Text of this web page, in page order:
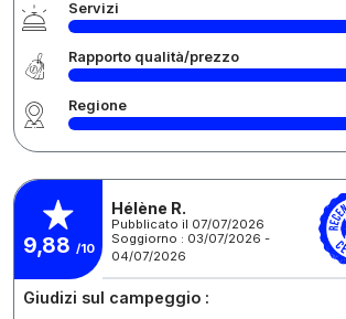
Servizi
Rapporto qualità/prezzo
Regione
9,88 /10
Hélène R.
Pubblicato il 07/07/2026
Soggiorno : 03/07/2026 -
04/07/2026
Giudizi sul campeggio :